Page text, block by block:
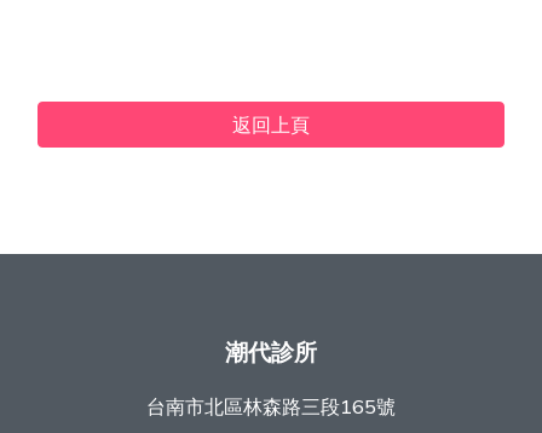
返回上頁
潮代診所
台南市北區林森路三段165號